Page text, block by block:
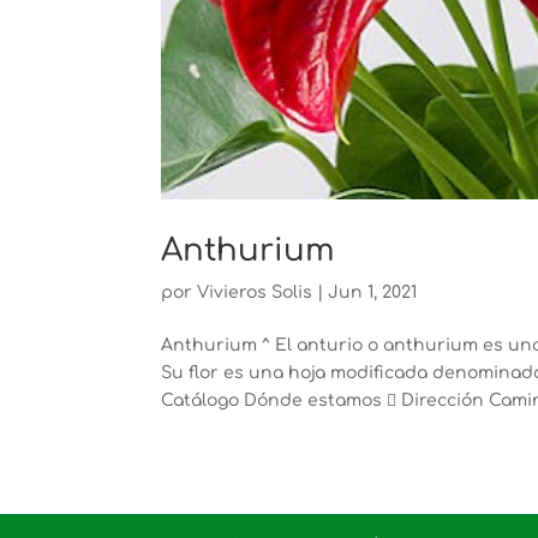
Anthurium
porVivieros Solis |Jun 1, 2021
Anthurium ^ El anturio o anthurium es
Su flor es una hoja modificada
Catálogo Dónde estamos  Dirección